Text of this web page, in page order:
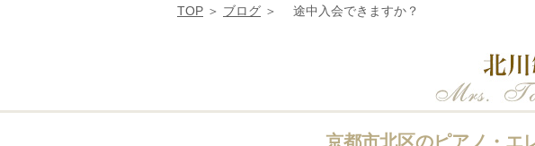
TOP ブログ 途中入会できますか？
京都市北区のピアノ・エ